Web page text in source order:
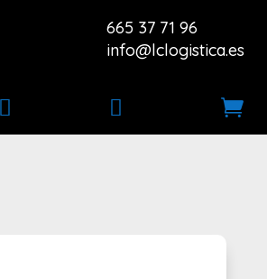
665 37 71 96
info@lclogistica.es
  